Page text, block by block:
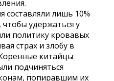
лишь 10%
чтобы удержаться у
политику кровавых
страх и злобу в
китайцы
подчиняться
попиравшим их